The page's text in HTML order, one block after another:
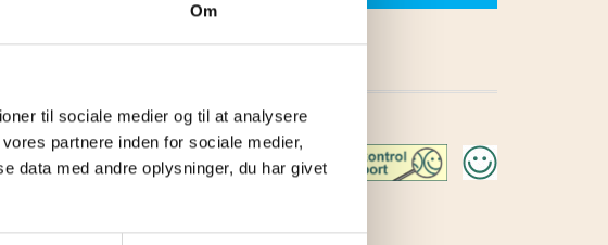
Om
til sociale medier og til at analysere
partnere inden for sociale medier,
data med andre oplysninger, du har givet
KUNDEKLUB